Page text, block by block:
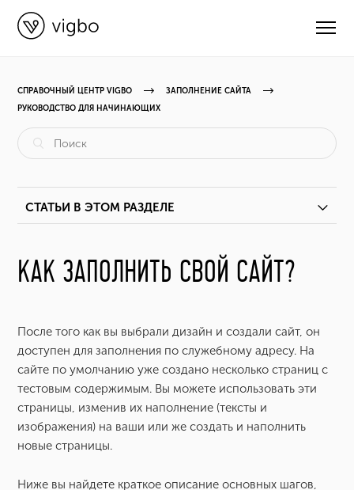
ВИДЕОУРОКИ
ОБНОВЛЕНИЯ
КУРСЫ
СПРАВОЧНЫЙ ЦЕНТР VIGBO
ЗАПОЛНЕНИЕ САЙТА
РУКОВОДСТВО ДЛЯ НАЧИНАЮЩИХ
СТАТЬИ В ЭТОМ РАЗДЕЛЕ
Как войти в систему управления сайтом?
Как зарегистрировать доменное имя?
Как запустить сайт под доменным именем?
КАК ЗАПОЛНИТЬ СВОЙ САЙТ?
После того как вы выбрали дизайн и создали сайт, он
доступен для заполнения по служебному адресу. На
сайте по умолчанию уже создано несколько страниц с
тестовым содержимым. Вы можете использовать эти
страницы, изменив их наполнение (тексты и
изображения) на ваши или же создать и наполнить
новые страницы.
Ниже вы найдете краткое описание основных шагов,